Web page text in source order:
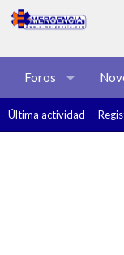
Foros
Última actividad